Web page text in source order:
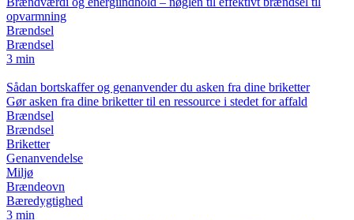
opvarmning
Brændsel
Brændsel
3 min
Sådan bortskaffer og genanvender du asken fra dine briketter
Gør asken fra dine briketter til en ressource i stedet for affald
Brændsel
Brændsel
Briketter
Genanvendelse
Miljø
Brændeovn
Bæredygtighed
3 min